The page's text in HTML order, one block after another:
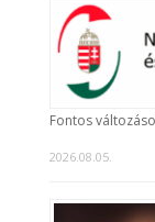
Fontos
2026.08.05.